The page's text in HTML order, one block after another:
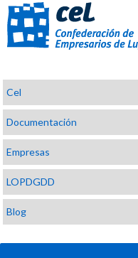
Confederación
de
Empresarios
de
Lugo
Cel
Documentación
Empresas
LOPDGDD
Blog